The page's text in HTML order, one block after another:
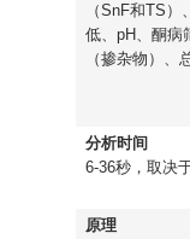
（SnF和TS
低、pH、酮病
（掺杂物）
分析时间
6-36秒，取决
原理